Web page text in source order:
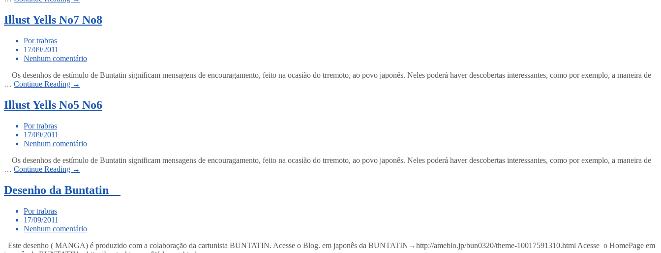
Illust Yells No7 No8
Por trabras
17/09/2011
Nenhum comentário
Os desenhos de estímulo de Buntatin significam mensagens de encouragamento, feito na ocasião do trremoto, ao povo japonês. Neles poderá haver descobertas interessantes, como por exemplo, a maneira de
… Continue Reading →
Illust Yells No5 No6
Por trabras
17/09/2011
Nenhum comentário
Os desenhos de estímulo de Buntatin significam mensagens de encouragamento, feito na ocasião do trremoto, ao povo japonês. Neles poderá haver descobertas interessantes, como por exemplo, a maneira de
… Continue Reading →
Desenho da Buntatin
Por trabras
17/09/2011
Nenhum comentário
Este desenho ( MANGA) é produzido com a colaboração da cartunista BUNTATIN. Acesse o Blog. em japonês da BUNTATIN→http://ameblo.jp/bun0320/theme-10017591310.html Acesse o HomePage em